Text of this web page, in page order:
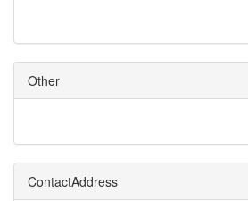
Other
ContactAddress